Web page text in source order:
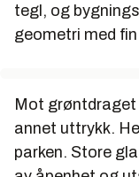
tegl, og
geometri med
Mot
annet uttrykk.
parken. Store